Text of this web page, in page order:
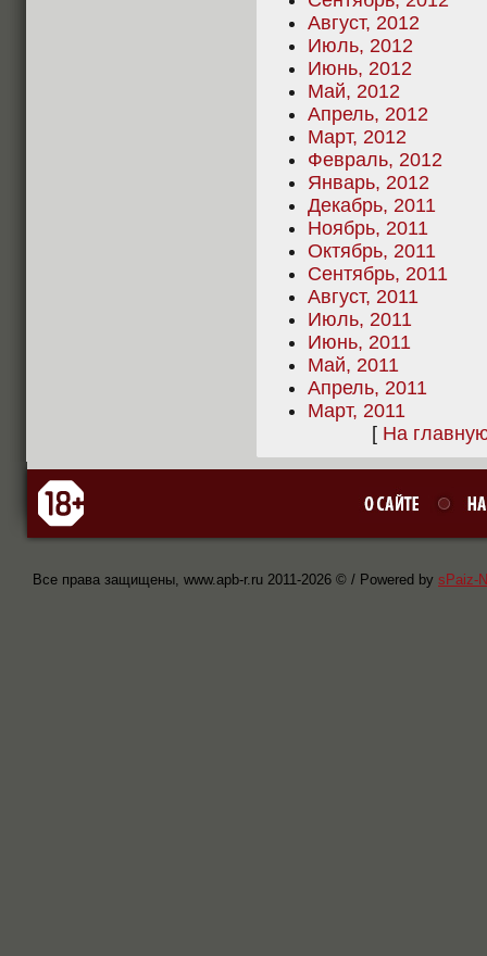
Август, 2012
Июль, 2012
Июнь, 2012
Май, 2012
Апрель, 2012
Март, 2012
Февраль, 2012
Январь, 2012
Декабрь, 2011
Ноябрь, 2011
Октябрь, 2011
Сентябрь, 2011
Август, 2011
Июль, 2011
Июнь, 2011
Май, 2011
Апрель, 2011
Март, 2011
[ На
Все права защищены, www.apb-r.ru 2011-2026 © / Powered by sPaiz-